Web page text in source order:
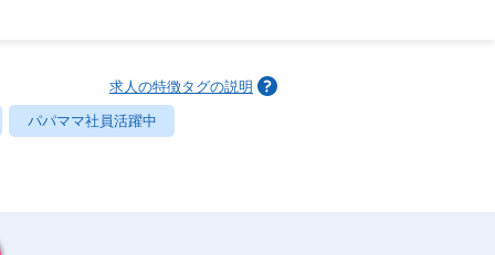
求人の特徴タグの説明
パパママ社員活躍中